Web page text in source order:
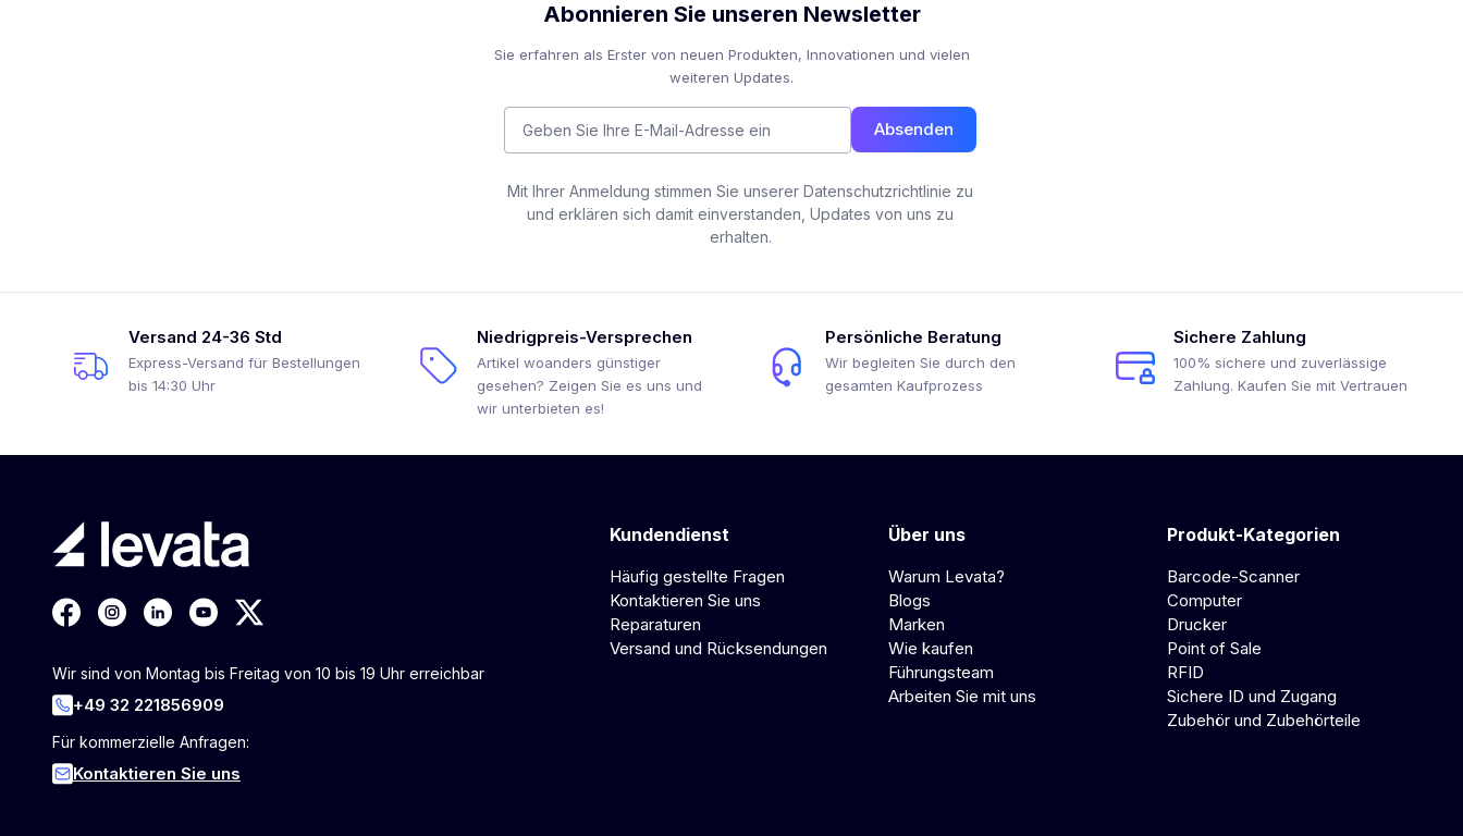
Abonnieren Sie unseren Newsletter
Sie erfahren als Erster von neuen Produkten, Innovationen und vielen
weiteren Updates.
Absenden
Mit Ihrer Anmeldung stimmen Sie unserer Datenschutzrichtlinie zu
und erklären sich damit einverstanden, Updates von uns zu
erhalten.
Versand 24-36 Std
Express-Versand für Bestellungen
bis 14:30 Uhr
Niedrigpreis-Versprechen
Artikel woanders günstiger
gesehen? Zeigen Sie es uns und
wir unterbieten es!
Persönliche Beratung
Wir begleiten Sie durch den
gesamten Kaufprozess
Sichere Zahlung
100% sichere und zuverlässige
Zahlung. Kaufen Sie mit Vertrauen
Wir sind von Montag bis Freitag von 10 bis 19 Uhr erreichbar
+49 32 221856909
Für kommerzielle Anfragen:
Kontaktieren Sie uns
Kundendienst
Häufig gestellte Fragen
Kontaktieren Sie uns
Reparaturen
Versand und Rücksendungen
Über uns
Warum Levata?
Blogs
Marken
Wie kaufen
Führungsteam
Arbeiten Sie mit uns
Produkt-Kategorien
Barcode-Scanner
Computer
Drucker
Point of Sale
RFID
Sichere ID und Zugang
Zubehör und Zubehörteile